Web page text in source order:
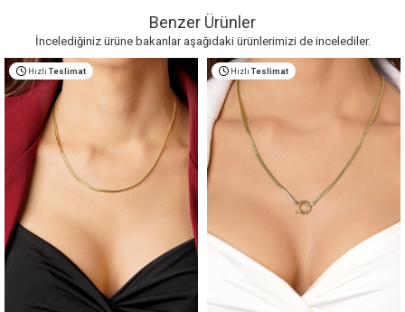
Benzer Ürünler
İncelediğiniz ürüne bakanlar aşağıdaki ürünlerimizi de incelediler.
Hızlı Teslimat Hızlı Teslimat